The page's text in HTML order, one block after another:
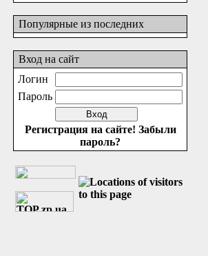
Популярные из последних
Вход на сайт
Логин
Пароль
Регистрация на сайте! Забыли
пароль?